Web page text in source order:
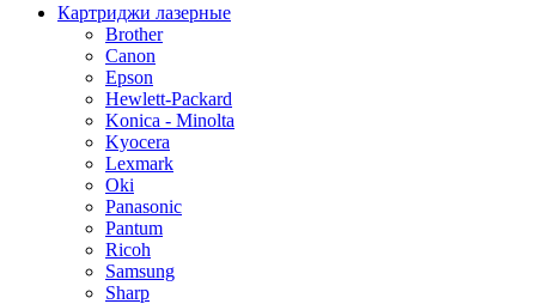
Картриджи лазерные
Brother
Canon
Epson
Hewlett-Packard
Konica - Minolta
Kyocera
Lexmark
Oki
Panasonic
Pantum
Ricoh
Samsung
Sharp